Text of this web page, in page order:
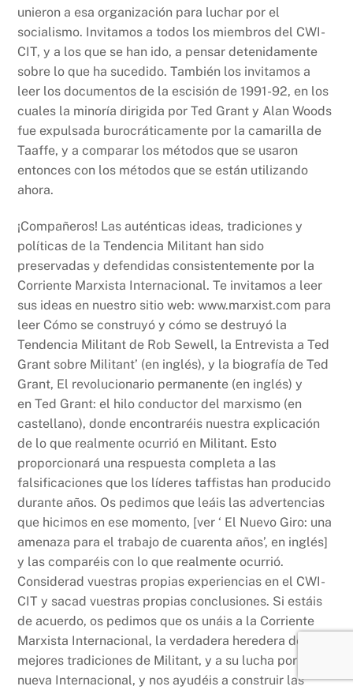
unieron a esa organización para luchar por el
socialismo. Invitamos a todos los miembros del CWI-
CIT, y a los que se han ido, a pensar detenidamente
sobre lo que ha sucedido. También los invitamos a
leer los documentos de la escisión de 1991-92, en los
cuales la minoría dirigida por Ted Grant y Alan Woods
fue expulsada burocráticamente por la camarilla de
Taaffe, y a comparar los métodos que se usaron
entonces con los métodos que se están utilizando
ahora.
¡Compañeros! Las auténticas ideas, tradiciones y
políticas de la Tendencia Militant han sido
preservadas y defendidas consistentemente por la
Corriente Marxista Internacional. Te invitamos a leer
sus ideas en nuestro sitio web: www.marxist.com para
leer Cómo se construyó y cómo se destruyó la
Tendencia Militant de Rob Sewell, la Entrevista a Ted
Grant sobre Militant’ (en inglés), y la biografía de Ted
Grant, El revolucionario permanente (en inglés) y
en Ted Grant: el hilo conductor del marxismo (en
castellano), donde encontraréis nuestra explicación
de lo que realmente ocurrió en Militant. Esto
proporcionará una respuesta completa a las
falsificaciones que los líderes taffistas han producido
durante años. Os pedimos que leáis las advertencias
que hicimos en ese momento, [ver ‘ El Nuevo Giro: una
amenaza para el trabajo de cuarenta años’, en inglés]
y las comparéis con lo que realmente ocurrió.
Considerad vuestras propias experiencias en el CWI-
CIT y sacad vuestras propias conclusiones. Si estáis
de acuerdo, os pedimos que os unáis a la Corriente
Marxista Internacional, la verdadera heredera de las
mejores tradiciones de Militant, y a su lucha por una
nueva Internacional, y nos ayudéis a construir las